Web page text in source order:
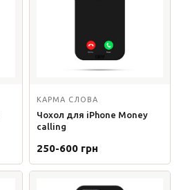
КАРМА СЛОВА
Чохол для iPhone Money
calling
250-600 грн